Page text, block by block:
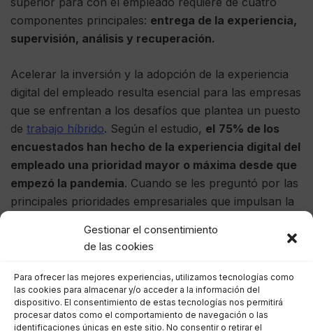
Gestionar el consentimiento
de las cookies
Para ofrecer las mejores experiencias, utilizamos tecnologías como
las cookies para almacenar y/o acceder a la información del
dispositivo. El consentimiento de estas tecnologías nos permitirá
procesar datos como el comportamiento de navegación o las
identificaciones únicas en este sitio. No consentir o retirar el
componentes principales: entrega de la experiencia,
supervisión, análisis y recuperación.
Acelerar la inversión y la adopción de la experiencia
digital del empleado resulta esencial para las empresas
que se enfrentan a los desafíos que plantea un puesto
de trabajo híbrido. Según el estudio, el 75% de los
encuestados han hecho de la experiencia digital del
empleado una prioridad mayor o máxima desde que
empezó la pandemia. Cuando se les preguntó por las
principales prioridades empresariales que impulsan la
empleado, el 80% de los encuestados dijo aumentar la
una solución de este tipo mejore la experiencia
general de los empleados e impulse el incremento de
las tasas de permanencia.